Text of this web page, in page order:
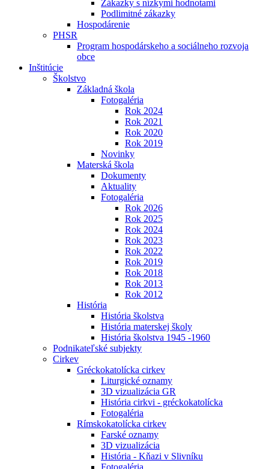
Zákazky s nízkymi hodnotami
Podlimitné zákazky
Hospodárenie
PHSR
Program hospodárskeho a sociálneho rozvoja
obce
Inštitúcie
Školstvo
Základná škola
Fotogaléria
Rok 2024
Rok 2021
Rok 2020
Rok 2019
Novinky
Materská škola
Dokumenty
Aktuality
Fotogaléria
Rok 2026
Rok 2025
Rok 2024
Rok 2023
Rok 2022
Rok 2019
Rok 2018
Rok 2013
Rok 2012
História
História školstva
História materskej školy
História školstva 1945 -1960
Podnikateľské subjekty
Cirkev
Gréckokatolícka cirkev
Liturgické oznamy
3D vizualizácia GR
História cirkvi - gréckokatolícka
Fotogaléria
Rímskokatolícka cirkev
Farské oznamy
3D vizualizácia
História - Kňazi v Slivníku
Fotogaléria